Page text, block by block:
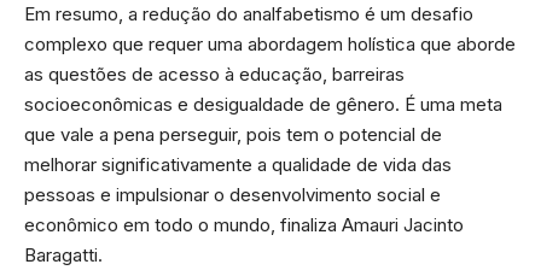
Em resumo, a redução do analfabetismo é um desafio
complexo que requer uma abordagem holística que aborde
as questões de acesso à educação, barreiras
socioeconômicas e desigualdade de gênero. É uma meta
que vale a pena perseguir, pois tem o potencial de
melhorar significativamente a qualidade de vida das
pessoas e impulsionar o desenvolvimento social e
econômico em todo o mundo, finaliza Amauri Jacinto
Baragatti.